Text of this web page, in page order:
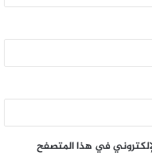
في هذا المتصفح